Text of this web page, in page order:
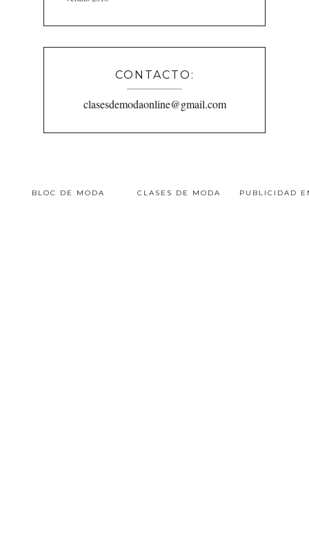
CONTACTO:
clasesdemodaonline@gmail.com
BLOC DE MODA CLASES DE MODA PUBLICIDAD